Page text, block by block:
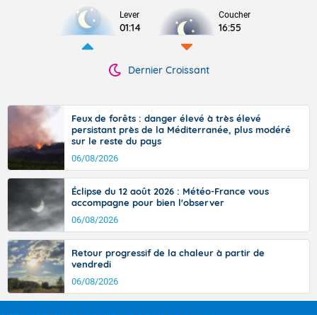
Lever
01:14
Coucher
16:55
Dernier Croissant
Feux de forêts : danger élevé à très élevé
persistant près de la Méditerranée, plus modéré
sur le reste du pays
06/08/2026
Éclipse du 12 août 2026 : Météo-France vous
accompagne pour bien l'observer
06/08/2026
Retour progressif de la chaleur à partir de
vendredi
06/08/2026